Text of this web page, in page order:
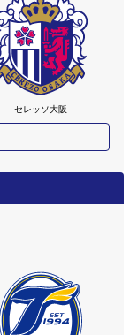
セレッソ大阪